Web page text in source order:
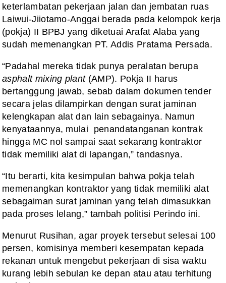
keterlambatan pekerjaan jalan dan jembatan ruas
Laiwui-Jiiotamo-Anggai berada pada kelompok kerja
(pokja) II BPBJ yang diketuai Arafat Alaba yang
sudah memenangkan PT. Addis Pratama Persada.
“Padahal mereka tidak punya peralatan berupa
asphalt mixing plant(AMP). Pokja II harus
bertanggung jawab, sebab dalam dokumen tender
secara jelas dilampirkan dengan surat jaminan
kelengkapan alat dan lain sebagainya. Namun
kenyataannya, mulai penandatanganan kontrak
hingga MC nol sampai saat sekarang kontraktor
tidak memiliki alat di lapangan,” tandasnya.
“Itu berarti, kita kesimpulan bahwa pokja telah
memenangkan kontraktor yang tidak memiliki alat
sebagaiman surat jaminan yang telah dimasukkan
pada proses lelang,” tambah politisi Perindo ini.
Menurut Rusihan, agar proyek tersebut selesai 100
persen, komisinya memberi kesempatan kepada
rekanan untuk mengebut pekerjaan di sisa waktu
kurang lebih sebulan ke depan atau atau terhitung